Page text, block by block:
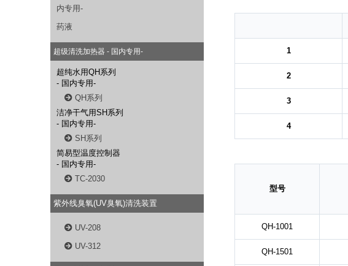
1
2
3
4
型号
QH-1001
QH-1501
内专用-
药液
超级清洗加热器 - 国内专用-
超纯水用QH系列
- 国内专用-
QH系列
洁净干气用SH系列
- 国内专用-
SH系列
简易型温度控制器
- 国内专用-
TC-2030
紫外线臭氧(UV臭氧)清洗装置
UV-208
UV-312